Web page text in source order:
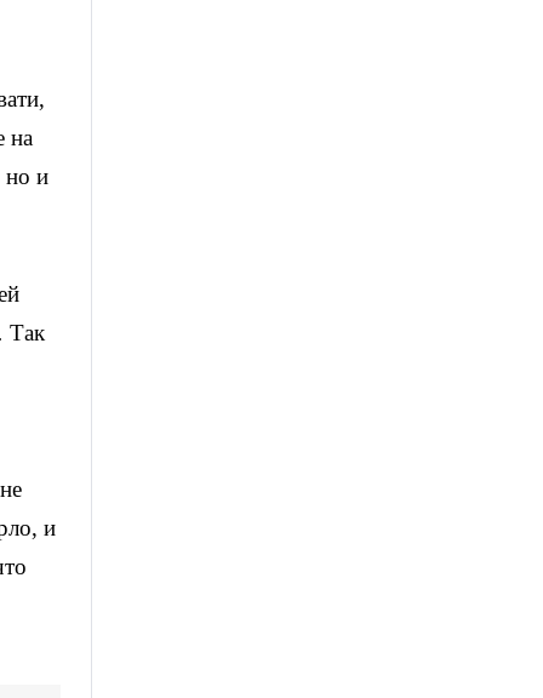
на
но и
Так
и